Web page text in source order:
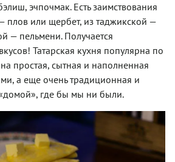
эчпочмак. Есть заимствования
плов или щербет, из таджикской —
— пельмени. Получается
Татарская кухня популярна по
простая, сытная и наполненная
а еще очень традиционная и
где бы мы ни были.